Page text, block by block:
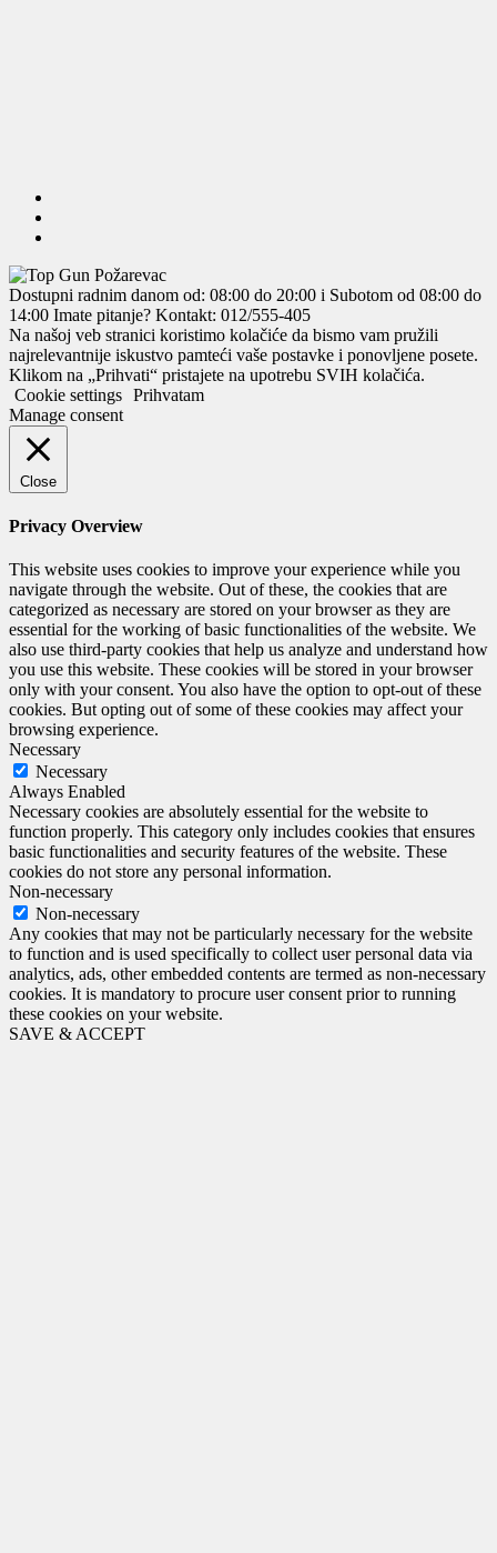
Dostupni radnim danom od: 08:00 do 20:00 i Subotom od 08:00 do
14:00 Imate pitanje? Kontakt: 012/555-405
Na našoj veb stranici koristimo kolačiće da bismo vam pružili
najrelevantnije iskustvo pamteći vaše postavke i ponovljene posete.
Klikom na „Prihvati“ pristajete na upotrebu SVIH kolačića.
Cookie settings Prihvatam
Manage consent
Close
Privacy Overview
This website uses cookies to improve your experience while you
navigate through the website. Out of these, the cookies that are
categorized as necessary are stored on your browser as they are
essential for the working of basic functionalities of the website. We
also use third-party cookies that help us analyze and understand how
you use this website. These cookies will be stored in your browser
only with your consent. You also have the option to opt-out of these
cookies. But opting out of some of these cookies may affect your
browsing experience.
Necessary
Necessary
Always Enabled
Necessary cookies are absolutely essential for the website to
function properly. This category only includes cookies that ensures
basic functionalities and security features of the website. These
cookies do not store any personal information.
Non-necessary
Non-necessary
Any cookies that may not be particularly necessary for the website
to function and is used specifically to collect user personal data via
analytics, ads, other embedded contents are termed as non-necessary
cookies. It is mandatory to procure user consent prior to running
these cookies on your website.
SAVE & ACCEPT